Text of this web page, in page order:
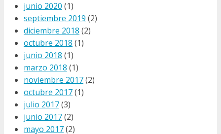
junio 2020 (1)
septiembre 2019 (2)
diciembre 2018 (2)
octubre 2018 (1)
junio 2018 (1)
marzo 2018 (1)
noviembre 2017(2)
octubre 2017(1)
julio 2017(3)
junio 2017(2)
mayo 2017(2)